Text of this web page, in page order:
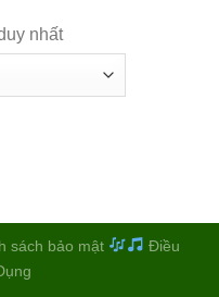
nhất
sách bảo mật
Điều